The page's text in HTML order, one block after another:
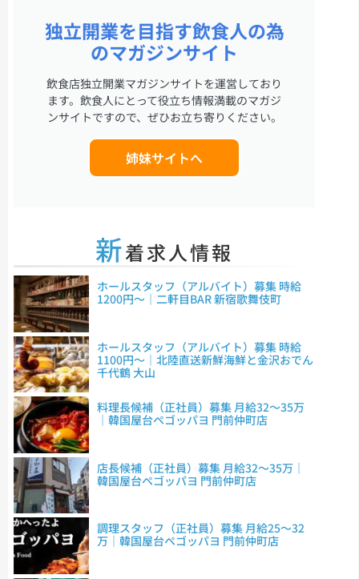
独立開業を目指す飲食人の為
のマガジンサイト
飲食店独立開業マガジンサイトを運営しており
ます。飲食人にとって役立ち情報満載のマガジ
ンサイトですので、ぜひお立ち寄りください。
姉妹サイトへ
新着求人情報
ホールスタッフ（アルバイト）募集 時給
1200円～｜二軒目BAR 新宿歌舞伎町
ホールスタッフ（アルバイト）募集 時給
1100円～｜北陸直送新鮮海鮮と金沢おでん
千代鶴 大山
料理長候補（正社員）募集 月給32～35万
｜韓国屋台ペゴッパヨ 門前仲町店
店長候補（正社員）募集 月給32～35万｜
韓国屋台ペゴッパヨ 門前仲町店
調理スタッフ（正社員）募集 月給25～32
万｜韓国屋台ペゴッパヨ 門前仲町店